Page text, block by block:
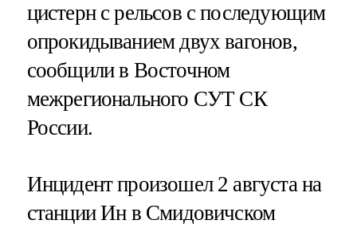
цистерн с рельсов с последующим
опрокидыванием двух вагонов,
сообщили в Восточном
межрегионального СУТ СК
России.
Инцидент произошел 2 августа на
станции Ин в Смидовичском